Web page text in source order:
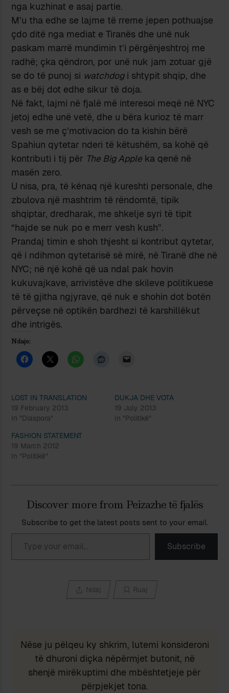
nga kuzhinat e asaj partie.
M’u tha edhe se lajme të rreme jepen pothuajse
çdo ditë nga mediat e Tiranës dhe unë nuk
paskam marrë mundimin t’i përgënjeshtroj me
radhë; çka qëndron, por unë nuk jam zotuar gjë
se do të punoj si watchdogi shtypit shqip, dhe
as e bëj dot edhe sikur të doja.
Në fakt, lajmi në fjalë më interesoi meqë në NYC
jetoj edhe unë vetë, dhe u bëra kurioz të marr
vesh se me ç’motivacion do ta kishin bërë
Spahiun qytetar nderi të këtushëm, sa kohë që
kontributi i tij për The Big Apple ka qenë në
masën zero.
U nisa, pra, të kënaq një kureshti personale, dhe
zbulova një mashtrim të rëndomtë, tipik
shqiptar, dredharak, me shkelje syri të tipit
“hajde se nuk po e merr vesh kush”.
Prandaj timin e shoh thjesht si kontribut qytetar,
që i ndihmon qytetarisë së mirë, në Tiranë dhe në
NYC; në një kohë që ua ndal pak hovin
kukuvajkave, arrivistëve dhe skileve politikuese
të të gjitha ngjyrave, që nuk e shohin dot botën
përveçse në optikën bardhezi të karshillëkut
dhe intrigës.
Ndaje:
LOST IN TRANSLATION
19 February 2013
In "Diaspora"
DUKJA DHE VOTA
19 July 2013
In "Politikë"
FASHION STATEMENT
19 March 2012
In "Politikë"
Discover more from Peizazhe të fjalës
Subscribe to get the latest posts sent to your email.
Type your email…
Subscribe
Ndaj Ruaj
Nëse ju pëlqeu ky shkrim, lutemi konsideroni
të dhuroni diçka nëpërmjet butonit, në
shenjë mirëkuptimi dhe mbështetjeje për
përpjekjet tona.